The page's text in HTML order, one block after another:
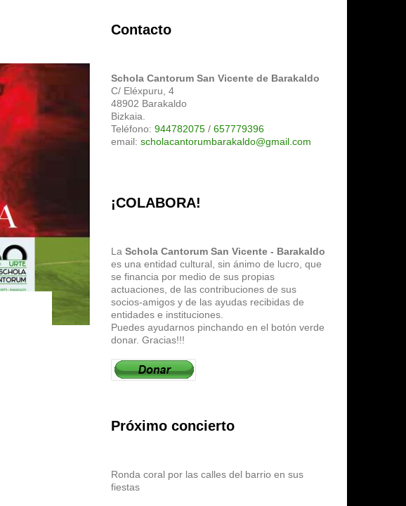
Contacto
Schola Cantorum San Vicente de Barakaldo
C/ Eléxpuru, 4
48902 Barakaldo
Bizkaia.
Teléfono: 944782075 / 657779396
email: scholacantorumbarakaldo@gmail.com
¡COLABORA!
La Schola Cantorum San Vicente - Barakaldo
es una entidad cultural, sin ánimo de lucro, que
se financia por medio de sus propias
actuaciones, de las contribuciones de sus
socios-amigos y de las ayudas recibidas de
entidades e instituciones.
Puedes ayudarnos pinchando en el botón verde
donar. Gracias!!!
Próximo concierto
Ronda coral por las calles del barrio en sus
fiestas